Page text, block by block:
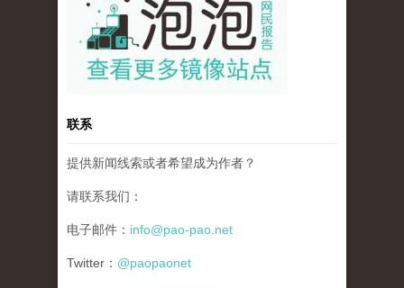
联系
提供新闻线索或者希望成为作者？
请联系我们：
电子邮件： info@pao-pao.net
Twitter： @paopaonet